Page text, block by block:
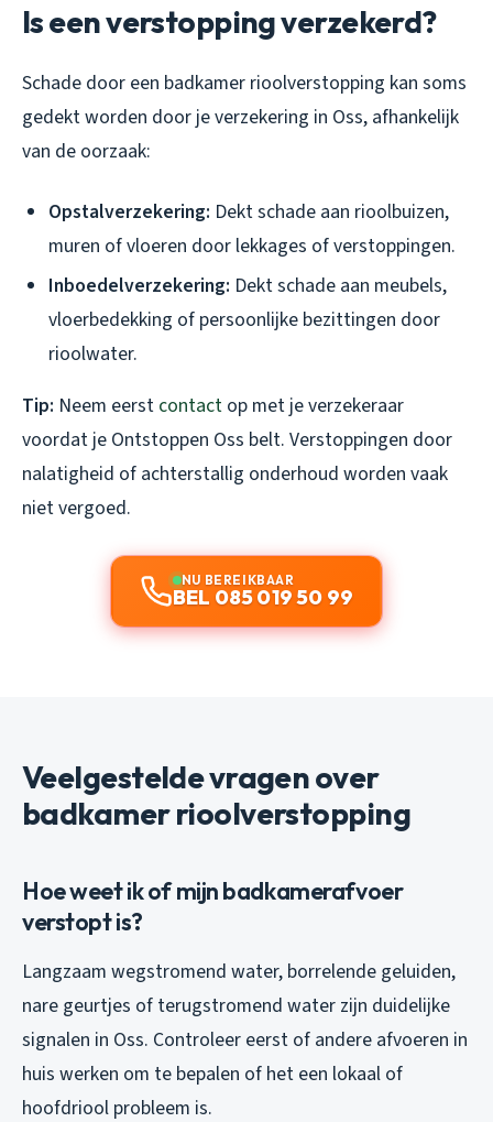
Is een verstopping verzekerd?
Schade door een badkamer rioolverstopping kan soms
gedekt worden door je verzekering in Oss, afhankelijk
van de oorzaak:
Opstalverzekering: Dekt schade aan rioolbuizen,
muren of vloeren door lekkages of verstoppingen.
Inboedelverzekering: Dekt schade aan meubels,
vloerbedekking of persoonlijke bezittingen door
rioolwater.
Tip: Neem eerst contact op met je verzekeraar
voordat je Ontstoppen Oss belt. Verstoppingen door
nalatigheid of achterstallig onderhoud worden vaak
niet vergoed.
NU BEREIKBAAR
BEL 085 019 50 99
Veelgestelde vragen over
badkamer rioolverstopping
Hoe weet ik of mijn badkamerafvoer
verstopt is?
Langzaam wegstromend water, borrelende geluiden,
nare geurtjes of terugstromend water zijn duidelijke
signalen in Oss. Controleer eerst of andere afvoeren in
huis werken om te bepalen of het een lokaal of
hoofdriool probleem is.